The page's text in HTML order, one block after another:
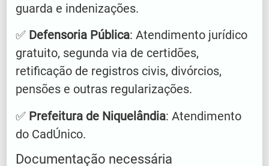
guarda e indenizações.
✅ Defensoria Pública: Atendimento jurídico
gratuito, segunda via de certidões,
retificação de registros civis, divórcios,
pensões e outras regularizações.
✅ Prefeitura de Niquelândia: Atendimento
do CadÚnico.
Documentação necessária